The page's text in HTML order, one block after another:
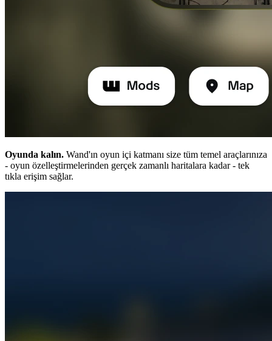
Oyunda kalın. Wand'ın oyun içi katmanı size tüm temel araçlarınıza
- oyun özelleştirmelerinden gerçek zamanlı haritalara kadar - tek
tıkla erişim sağlar.